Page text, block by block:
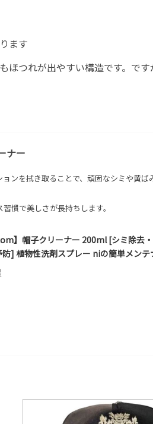
ます
ほつれが出やすい構造です。で
ナー
ンを拭き取ることで、頑固なシミや黄ば
慣で美しさが長持ちします。
】帽子クリーナー 200ml [シミ除去・
] 植物性洗剤スプレー niの簡単メンテ